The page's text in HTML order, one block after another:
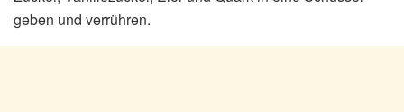
geben und verrühren.